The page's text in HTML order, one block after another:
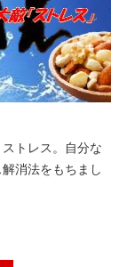
トレス。自分な
消法をもちまし